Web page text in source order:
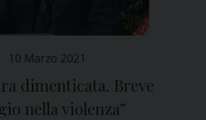
10 Marzo 2021
dimenticata. Breve
nella violenza”